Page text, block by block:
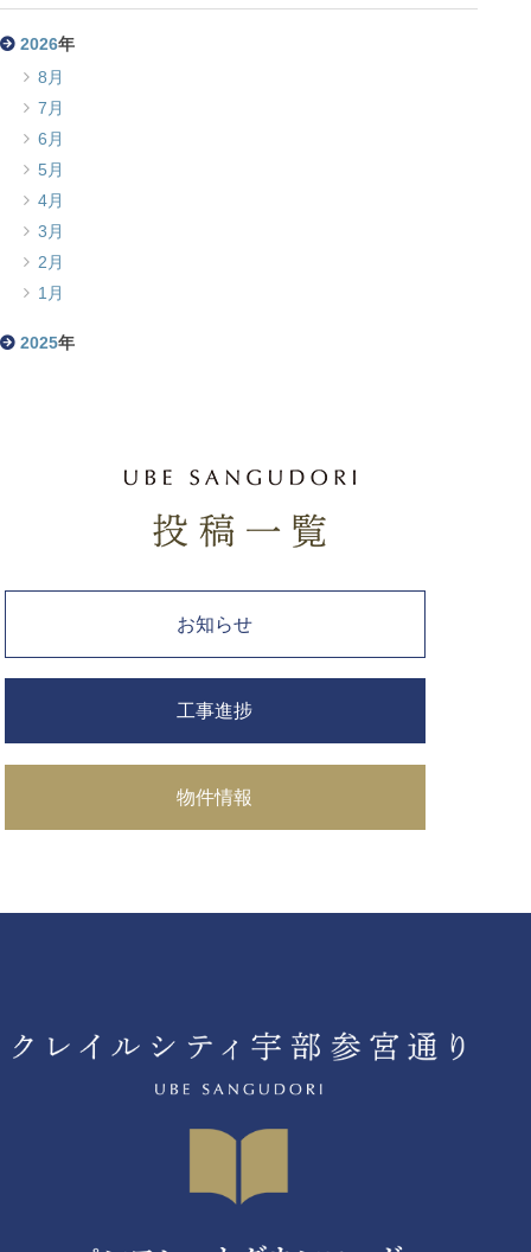
2026年
8月
7月
6月
5月
4月
3月
2月
1月
2025年
お知らせ
工事進捗
物件情報